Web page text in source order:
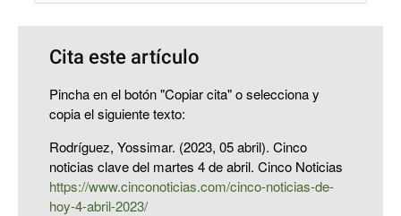
Cita este artículo
Pincha en el botón "Copiar cita" o selecciona y
copia el siguiente texto:
Rodríguez, Yossimar. (2023, 05 abril). Cinco
noticias clave del martes 4 de abril. Cinco Noticias
https://www.cinconoticias.com/cinco-noticias-de-
hoy-4-abril-2023/